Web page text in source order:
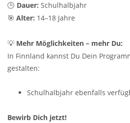
🕒 Dauer: Schulhalbjahr
🎯 Alter: 14–18 Jahre
💡 Mehr Möglichkeiten – mehr Du:
In Finnland kannst Du Dein
gestalten:
Schulhalbjahr ebenfalls
Bewirb Dich jetzt!